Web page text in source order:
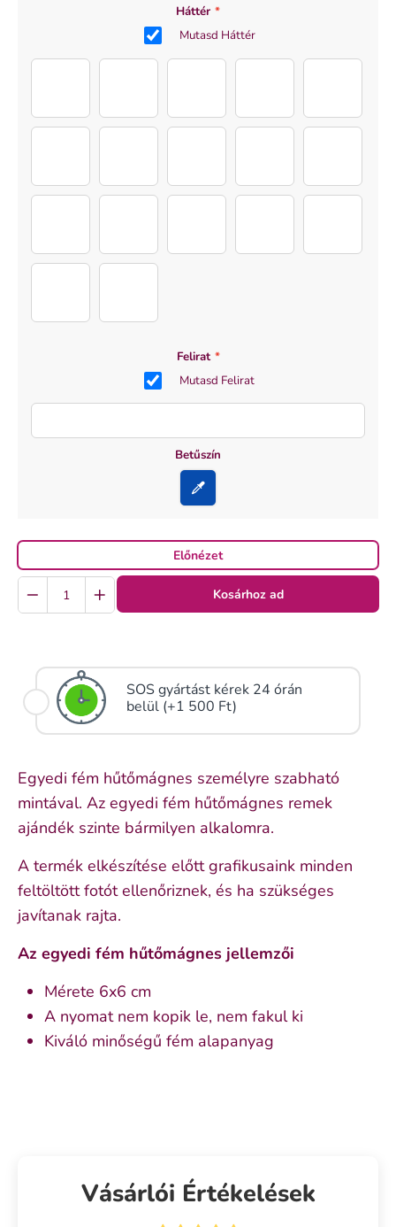
Háttér *
Mutasd Háttér
Felirat *
Mutasd Felirat
Betűszín
Előnézet
Kosárhoz ad
SOS gyártást kérek 24 órán
belül (+1 500 Ft)
Egyedi fém hűtőmágnes személyre szabható
mintával. Az egyedi fém hűtőmágnes remek
ajándék szinte bármilyen alkalomra.
A termék elkészítése előtt grafikusaink minden
feltöltött fotót ellenőriznek, és ha szükséges
javítanak rajta.
Az egyedi fém hűtőmágnes jellemzői
Mérete 6x6 cm
A nyomat nem kopik le, nem fakul ki
Kiváló minőségű fém alapanyag
Vásárlói Értékelések